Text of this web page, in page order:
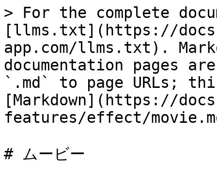
> For the complete
[llms.txt](https://
app.com/llms.txt).
documentation pages
`.md` to page URLs;
[Markdown](https://
features/effect/
# ムービー